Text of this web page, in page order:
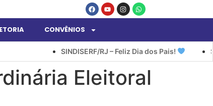
SINDISERF/RJ – Feliz Dia dos Pais!
CONVÊNIOS
Eleitoral